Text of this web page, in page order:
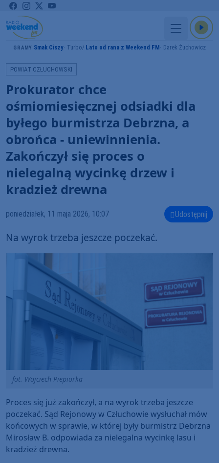
GRAMY Smak Ciszy Turbo Lato od rana z Weekend FM Darek Żuchowicz
POWIAT CZŁUCHOWSKI
Prokurator chce
ośmiomiesięcznej odsiadki dla
byłego burmistrza Debrzna, a
obrońca - uniewinnienia.
Zakończył się proces o
nielegalną wycinkę drzew i
kradzież drewna
poniedziałek, 11 maja 2026, 10:07 Udostępnij
Na wyrok trzeba jeszcze poczekać.
fot. Wojciech Piepiorka
Proces się już zakończył, a na wyrok trzeba jeszcze
poczekać. Sąd Rejonowy w Człuchowie wysłuchał mów
końcowych w sprawie, w której były burmistrz Debrzna
Mirosław B. odpowiada za nielegalna wycinkę lasu i
kradzież drewna.